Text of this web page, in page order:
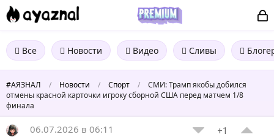
Все Новости Видео Сливы
#АЯЗНАЛ / Новости / Спорт /
СМИ: Трамп якобы добился
отмены красной карточки игроку сборной США перед матчем 1/8
финала
06.07.2026 в 06:11 +1